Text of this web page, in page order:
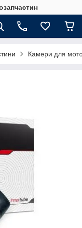
Камери для